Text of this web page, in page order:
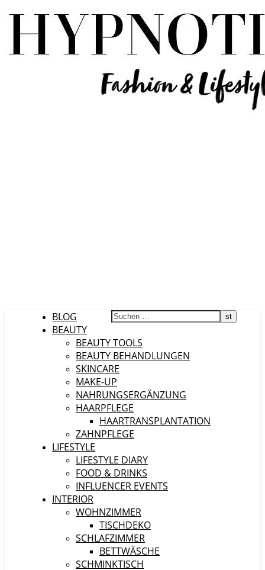
BLOG
BEAUTY
BEAUTY TOOLS
BEAUTY BEHANDLUNGEN
SKINCARE
MAKE-UP
NAHRUNGSERGÄNZUNG
HAARPFLEGE
HAARTRANSPLANTATION
ZAHNPFLEGE
LIFESTYLE
LIFESTYLE DIARY
FOOD & DRINKS
INFLUENCER EVENTS
INTERIOR
WOHNZIMMER
TISCHDEKO
SCHLAFZIMMER
BETTWÄSCHE
SCHMINKTISCH